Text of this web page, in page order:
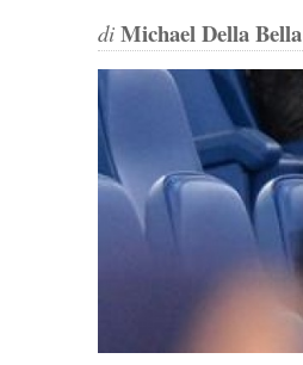
di Michael Della Bella